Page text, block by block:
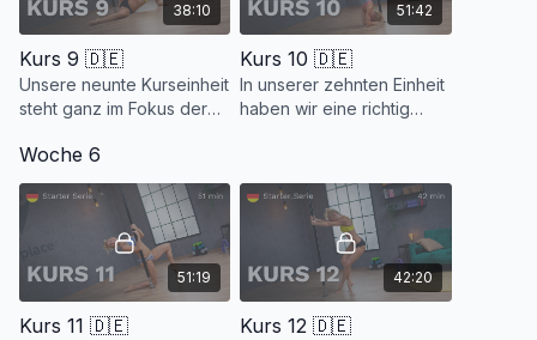
38:10
Kurs 9 🇩🇪
Unsere neunte Kurseinheit
steht ganz im Fokus der
wieder viel kombiniert und
wir haben sogar etwas
Floorwork mit dabei.
51:42
Kurs 10 🇩🇪
In unserer zehnten Einheit
haben wir eine richtig
Woche 6
51:19
Kurs 11 🇩🇪
42:20
Kurs 12 🇩🇪